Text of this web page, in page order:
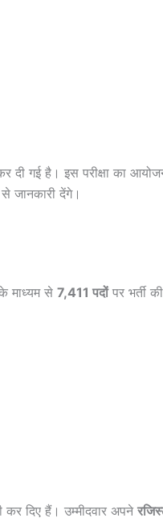
दी गई है। इस परीक्षा का
जानकारी देंगे।
माध्यम से 7,411 पदोंपर भर्ती
कर दिए हैं। उम्मीदवार अपने